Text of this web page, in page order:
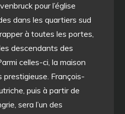
pour l’église
dans les quartiers sud
à toutes les portes,
descendants des
celles-ci, la maison
prestigieuse. François-
puis à partir de
sera l’un des